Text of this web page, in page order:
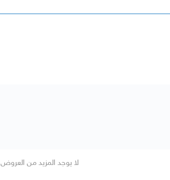
لا يوجد المزيد من العروض